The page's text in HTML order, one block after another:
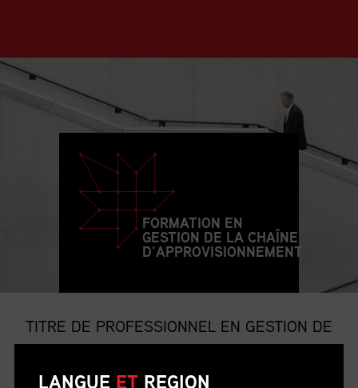
FORMATION EN
GESTION DE LA CHAÎNE
D’APPROVISIONNEMENT
TITRE DE PROFESSIONNEL EN GESTION DE
LANGUE ETREGION